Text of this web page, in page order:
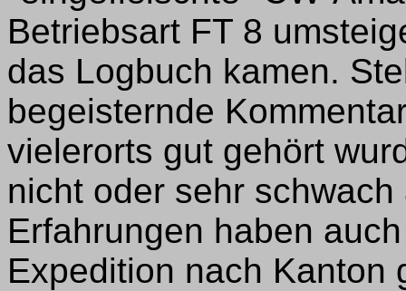
Betriebsart FT 8
das Logbuch kamen.
begeisternde
vielerorts gut gehört
nicht oder sehr
Erfahrungen haben
Expedition nach Kanton